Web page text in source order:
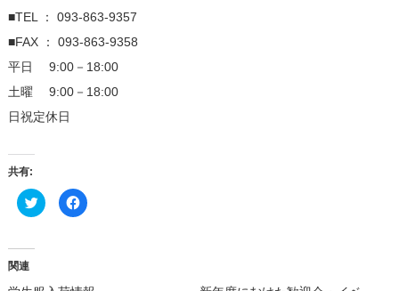
■TEL ： 093-863-9357
■FAX ： 093-863-9358
平日 9:00－18:00
土曜 9:00－18:00
日祝定休日
共有:
ク
リ
共
Facebook
で
ク
関連